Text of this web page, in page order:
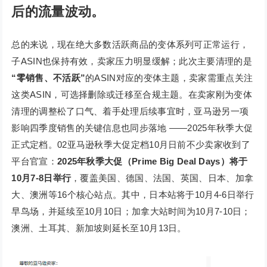
后的流量波动。
总的来说，现在绝大多数活跃商品的变体系列可正常运行，
子ASIN也保持有效，卖家压力明显缓解；此次主要清理的是
“零销售、不活跃”的ASIN对应的变体主题，卖家需重点关注
这类ASIN，可选择删除或迁移至合规主题。在卖家刚为变体
清理的调整松了口气、着手处理后续事宜时，亚马逊另一项
影响四季度销售的关键信息也同步落地 ——2025年秋季大促
正式定档。02亚马逊秋季大促定档10月日前不少卖家收到了
平台官宣： 2025年秋季大促（Prime Big Deal Days）将于
10月7-8日举行，覆盖美国、德国、法国、英国、日本、加拿
大、澳洲等16个核心站点。其中，日本站将于10月4-6日举行
早鸟场，并延续至10月10日；加拿大站时间为10月7-10日；
澳洲、土耳其、新加坡则延长至10月13日。